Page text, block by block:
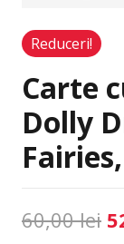
Reduceri!
Carte
Dolly
60,00lei